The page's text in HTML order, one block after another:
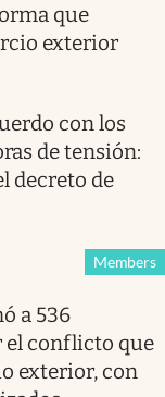
que
exterior
con los
de tensión:
decreto de
Members
a 536
el conflicto que
exterior, con